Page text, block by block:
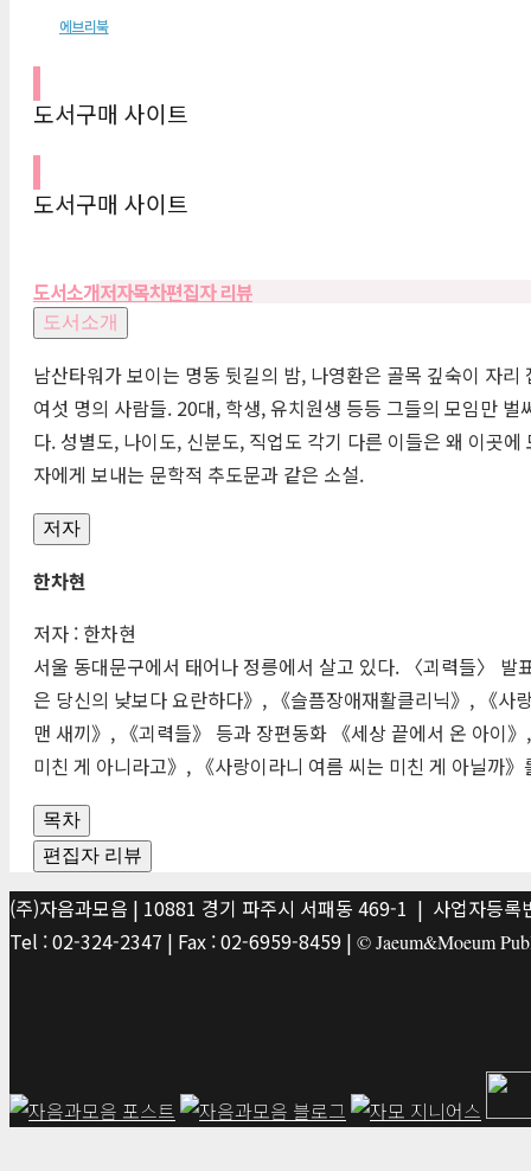
에브리북
도서구매 사이트
도서구매 사이트
도서소개저자목차편집자 리뷰
도서소개
남산타워가 보이는 명동 뒷길의 밤, 나영환은 골목 깊숙이 자
여섯 명의 사람들. 20대, 학생, 유치원생 등등 그들의 모임만
다. 성별도, 나이도, 신분도, 직업도 각기 다른 이들은 왜 이곳
자에게 보내는 문학적 추도문과 같은 소설.
저자
한차현
저자 : 한차현
서울 동대문구에서 태어나 정릉에서 살고 있다. 〈괴력들〉
은 당신의 낮보다 요란하다》, 《슬픔장애재활클리닉》, 《
맨 새끼》, 《괴력들》 등과 장편동화 《세상 끝에서 온 아이
미친 게 아니라고》, 《사랑이라니 여름 씨는 미친 게 아닐까》
목차
편집자 리뷰
(주)자음과모음 | 10881 경기 파주시 서패동 469-1 | 사업자등
Tel : 02-324-2347 | Fax : 02-6959-8459 | © Jaeum&Moeum